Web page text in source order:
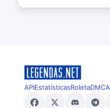
APIEstatísticasRoletaDMCA